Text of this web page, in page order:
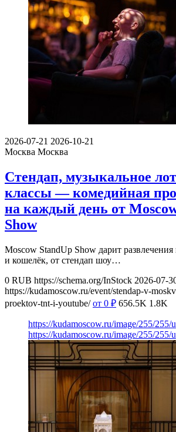
2026-07-21 2026-10-21
Москва Москва
Стендап, музыкальное
классы — комедийная
на каждый день от
Show
Moscow StandUp Show дарит
и кошелёк, от стендап шоу…
0 RUB https://schema.org/InStock 2026-07-
https://kudamoscow.ru/event/stendap-v-
proektov-tnt-i-youtube/ от 0 ₽ 656.5K 1.8K
https://kudamoscow.ru/image/255/
https://kudamoscow.ru/image/255/